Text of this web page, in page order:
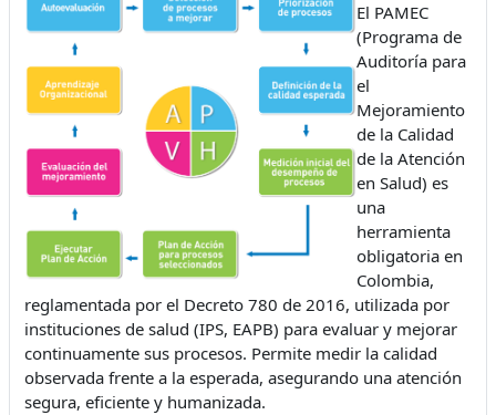
El PAMEC
(Programa de
Auditoría para
el
Mejoramiento
de la Calidad
de la Atención
en Salud) es
una
herramienta
obligatoria en
Colombia,
reglamentada por el Decreto 780 de 2016, utilizada por
instituciones de salud (IPS, EAPB) para evaluar y mejorar
continuamente sus procesos. Permite medir la calidad
observada frente a la esperada, asegurando una atención
segura, eficiente y humanizada.